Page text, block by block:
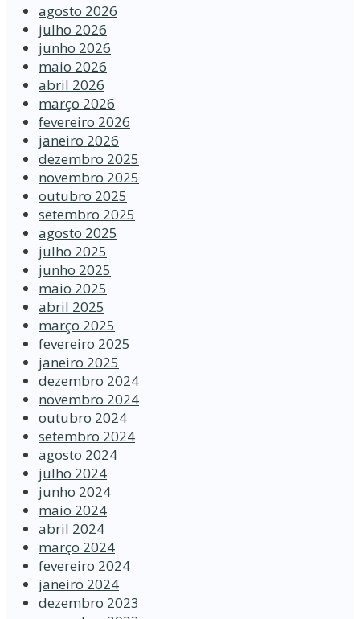
agosto 2026
julho 2026
junho 2026
maio 2026
abril 2026
março 2026
fevereiro 2026
janeiro 2026
dezembro 2025
novembro 2025
outubro 2025
setembro 2025
agosto 2025
julho 2025
junho 2025
maio 2025
abril 2025
março 2025
fevereiro 2025
janeiro 2025
dezembro 2024
novembro 2024
outubro 2024
setembro 2024
agosto 2024
julho 2024
junho 2024
maio 2024
abril 2024
março 2024
fevereiro 2024
janeiro 2024
dezembro 2023